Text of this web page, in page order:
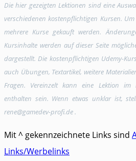
Die hier gezeigten Lektionen sind eine
verschiedenen kostenpflichtigen Kursen.
mehrere Kurse gekauft werden.
Kursinhalte werden auf dieser Seite
dargestellt. Die kostenpflichtigen Udemy-
auch Übungen, Textartikel, weitere
Fragen. Vereinzelt kann eine Lektion im
enthalten sein. Wenn etwas unklar ist,
rene@gamedev-profi.de .
Mit ^ gekennzeichnete Links sind
Links/Werbelinks